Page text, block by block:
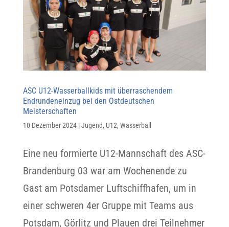
ASC U12-Wasserballkids mit überraschendem
Endrundeneinzug bei den Ostdeutschen
Meisterschaften
10 Dezember 2024|Jugend, U12, Wasserball
Eine neu formierte U12-Mannschaft des ASC-
Brandenburg 03 war am Wochenende zu
Gast am Potsdamer Luftschiffhafen, um in
einer schweren 4er Gruppe mit Teams aus
Potsdam, Görlitz und Plauen drei Teilnehmer